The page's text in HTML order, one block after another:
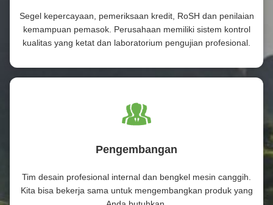
Segel kepercayaan, pemeriksaan kredit, RoSH dan penilaian
kemampuan pemasok. Perusahaan memiliki sistem kontrol
kualitas yang ketat dan laboratorium pengujian profesional.
Pengembangan
Tim desain profesional internal dan bengkel mesin canggih.
Kita bisa bekerja sama untuk mengembangkan produk yang